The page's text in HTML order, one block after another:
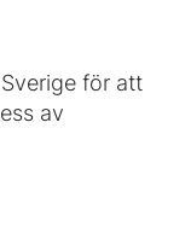
för att
av